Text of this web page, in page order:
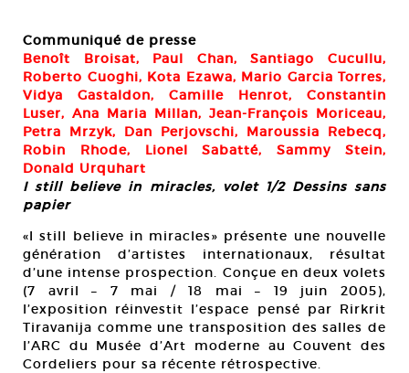
Communiqué de presse
Benoît Broisat, Paul Chan, Santiago Cucullu,
Roberto Cuoghi, Kota Ezawa, Mario Garcia Torres,
Vidya Gastaldon, Camille Henrot, Constantin
Luser, Ana Maria Millan, Jean-François Moriceau,
Petra Mrzyk, Dan Perjovschi, Maroussia Rebecq,
Robin Rhode, Lionel Sabatté, Sammy Stein,
Donald Urquhart
I still believe in miracles, volet 1/2 Dessins sans
papier
«I still believe in miracles» présente une nouvelle
génération d’artistes internationaux, résultat
d’une intense prospection. Conçue en deux volets
(7 avril – 7 mai / 18 mai – 19 juin 2005),
l’exposition réinvestit l’espace pensé par Rirkrit
Tiravanija comme une transposition des salles de
l’ARC du Musée d’Art moderne au Couvent des
Cordeliers pour sa récente rétrospective.